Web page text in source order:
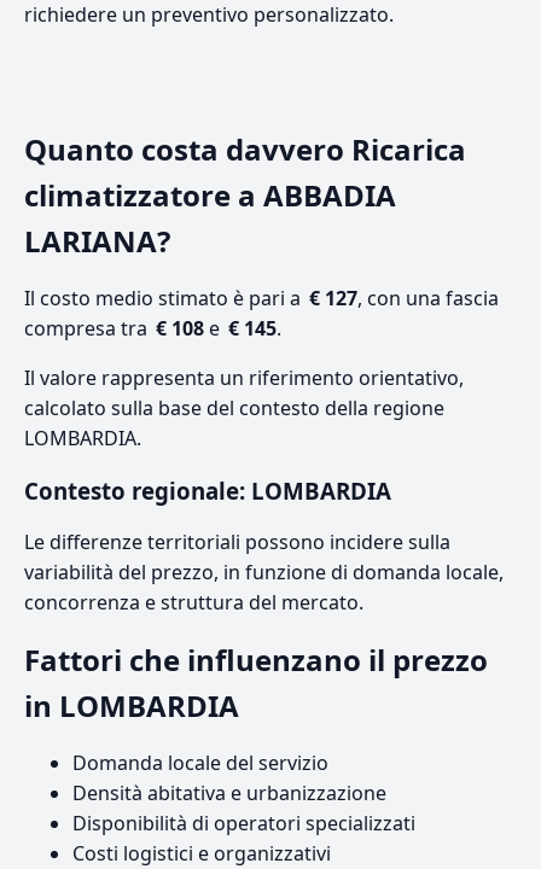
richiedere un preventivo personalizzato.
Quanto costa davvero Ricarica
climatizzatore a ABBADIA
LARIANA?
Il costo medio stimato è pari a € 127, con una fascia
compresa tra € 108e € 145.
Il valore rappresenta un riferimento orientativo,
calcolato sulla base del contesto della regione
LOMBARDIA.
Contesto regionale: LOMBARDIA
Le differenze territoriali possono incidere sulla
variabilità del prezzo, in funzione di domanda locale,
concorrenza e struttura del mercato.
Fattori che influenzano il prezzo
in LOMBARDIA
Domanda locale del servizio
Densità abitativa e urbanizzazione
Disponibilità di operatori specializzati
Costi logistici e organizzativi